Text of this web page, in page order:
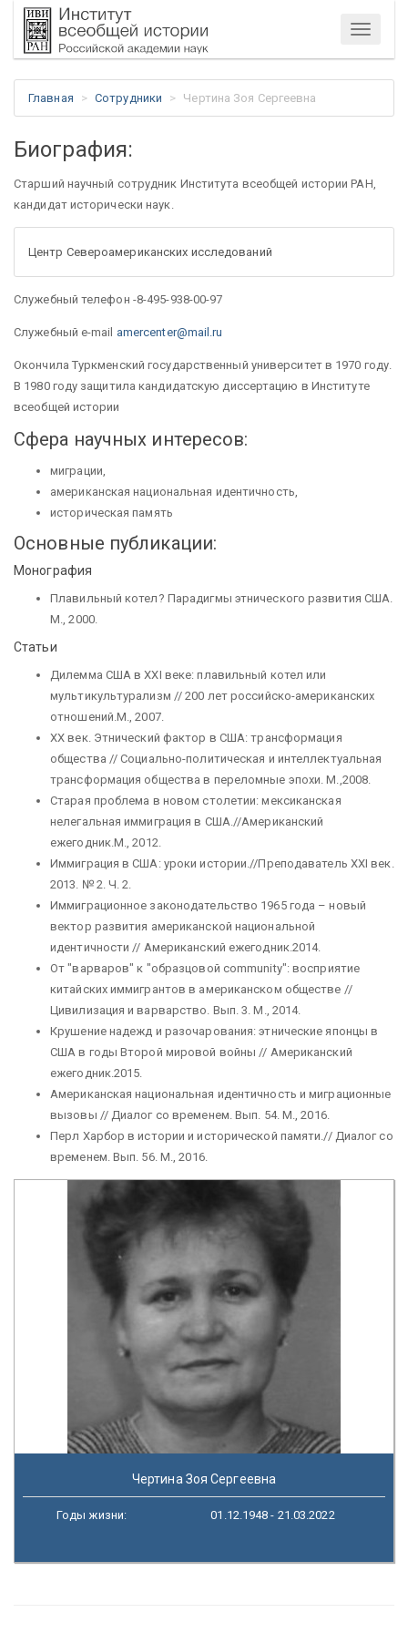
Меню
Главная Сотрудники Чертина Зоя Сергеевна
Биография:
Старший научный сотрудник Института всеобщей истории РАН,
кандидат исторически наук.
Центр Североамериканских исследований
Служебный телефон -8-495-938-00-97
Служебный e-mail amercenter@mail.ru
Окончила Туркменский государственный университет в 1970 году.
В 1980 году защитила кандидатскую диссертацию в Институте
всеобщей истории
Сфера научных интересов:
миграции,
американская национальная идентичность,
историческая память
Основные публикации:
Монография
Плавильный котел? Парадигмы этнического развития США.
М., 2000.
Статьи
Дилемма США в ХХI веке: плавильный котел или
мультикультурализм // 200 лет российско-американских
отношений.М., 2007.
ХХ век. Этнический фактор в США: трансформация
общества // Социально-политическая и интеллектуальная
трансформация общества в переломные эпохи. М.,2008.
Старая проблема в новом столетии: мексиканская
нелегальная иммиграция в США.//Американский
ежегодник.М., 2012.
Иммиграция в США: уроки истории.//Преподаватель ХХI век.
2013. № 2. Ч. 2.
Иммиграционное законодательство 1965 года – новый
вектор развития американской национальной
идентичности // Американский ежегодник.2014.
От "варваров" к "образцовой community": восприятие
китайских иммигрантов в американском обществе //
Цивилизация и варварство. Вып. 3. М., 2014.
Крушение надежд и разочарования: этнические японцы в
США в годы Второй мировой войны // Американский
ежегодник.2015.
Американская национальная идентичность и миграционные
вызовы // Диалог со временем. Вып. 54. М., 2016.
Перл Харбор в истории и исторической памяти.// Диалог со
временем. Вып. 56. М., 2016.
Чертина Зоя Сергеевна
Годы жизни: 01.12.1948 - 21.03.2022